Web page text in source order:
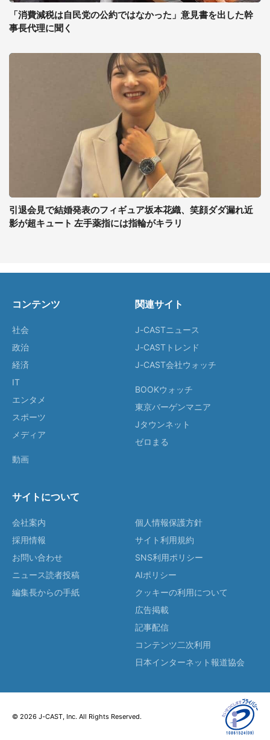
「消費減税は自民党の公約ではなかった」意見書を出した幹
事長代理に聞く
引退会見で結婚発表のフィギュア坂本花織、笑顔ダダ漏れ近
影が超キュート 左手薬指には指輪がキラリ
コンテンツ
社会
政治
経済
IT
エンタメ
スポーツ
メディア
動画
関連サイト
J-CASTニュース
J-CASTトレンド
J-CAST会社ウォッチ
BOOKウォッチ
東京バーゲンマニア
Jタウンネット
ゼロまる
サイトについて
会社案内
採用情報
お問い合わせ
ニュース読者投稿
編集長からの手紙
個人情報保護方針
サイト利用規約
SNS利用ポリシー
AIポリシー
クッキーの利用について
広告掲載
記事配信
コンテンツ二次利用
日本インターネット報道協会
© 2026 J-CAST, Inc. All Rights Reserved.